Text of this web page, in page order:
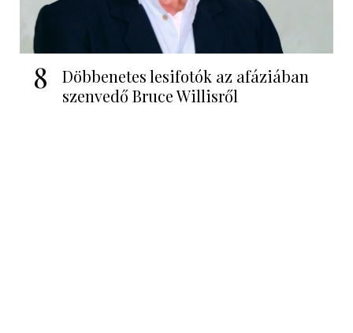
8
Döbbenetes lesifotók az afáziában
szenvedő Bruce Willisről